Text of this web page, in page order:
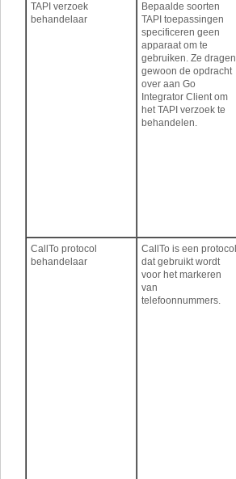
TAPI verzoek
behandelaar
Bepaalde soorten
TAPI toepassingen
specificeren geen
apparaat om te
gebruiken. Ze dragen
gewoon de opdracht
over aan Go
Integrator Client om
het TAPI verzoek te
behandelen.
CallTo protocol
behandelaar
CallTo is een protocol
dat gebruikt wordt
voor het markeren
van
telefoonnummers.